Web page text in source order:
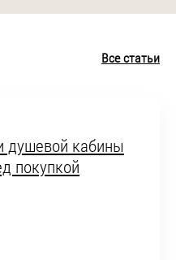
Все статьи
душевой кабины
покупкой